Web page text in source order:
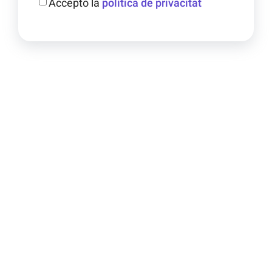
Accepto la política de privacitat